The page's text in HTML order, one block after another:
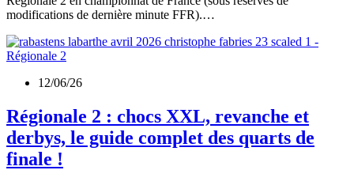
modifications de dernière minute FFR).…
12/06/26
Régionale 2 : chocs XXL, revanche et
derbys, le guide complet des quarts de
finale !